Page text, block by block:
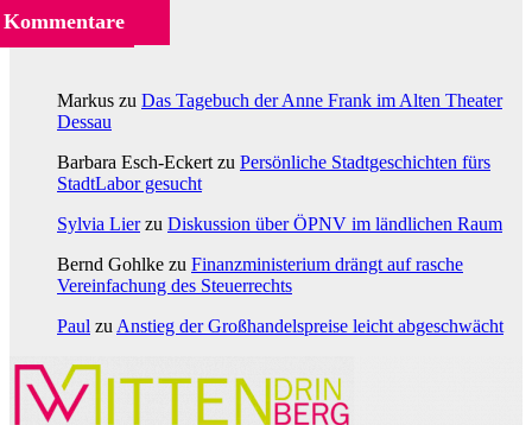
Kommentare
Markus zu Das Tagebuch der Anne Frank im Alten Theater
Dessau
Barbara Esch-Eckert zu Persönliche Stadtgeschichten fürs
StadtLabor gesucht
Sylvia Lierzu Diskussion über ÖPNV im ländlichen Raum
Bernd Gohlke zu Finanzministerium drängt auf rasche
Vereinfachung des Steuerrechts
Paul zu Anstieg der Großhandelspreise leicht abgeschwächt